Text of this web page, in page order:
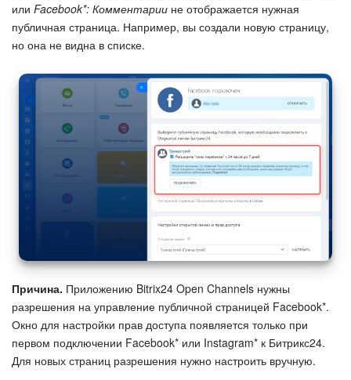
Складской учет
CRM
Онлайн-запись
КЭДО
Подпись
Центр продаж
Аналитика
BI Конструктор
или Facebook*: Комментарии не отображается нужная
публичная страница. Например, вы создали новую страницу,
но она не видна в списке.
Причина. Приложению Bitrix24 Open Channels нужны
разрешения на управление публичной страницей Facebook*.
Окно для настройки прав доступа появляется только при
первом подключении Facebook* или Instagram* к Битрикс24.
Для новых страниц разрешения нужно настроить вручную.